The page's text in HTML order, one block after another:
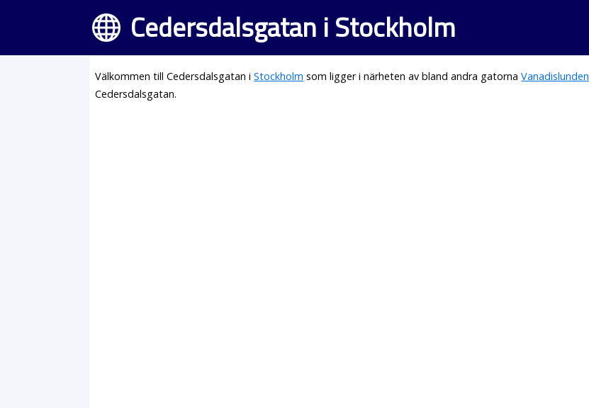
Cedersdalsgatan i Stockholm
Välkommen till Cedersdalsgatan iStockholm som ligger i närheten av bland andra gatornaVanadislunden
Cedersdalsgatan.